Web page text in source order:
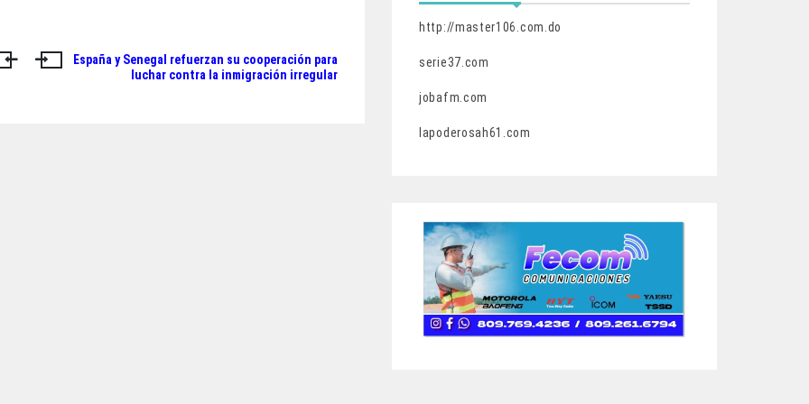
España y Senegal refuerzan su cooperación para
luchar contra la inmigración irregular
http://master106.com.do
serie37.com
jobafm.com
lapoderosah61.com